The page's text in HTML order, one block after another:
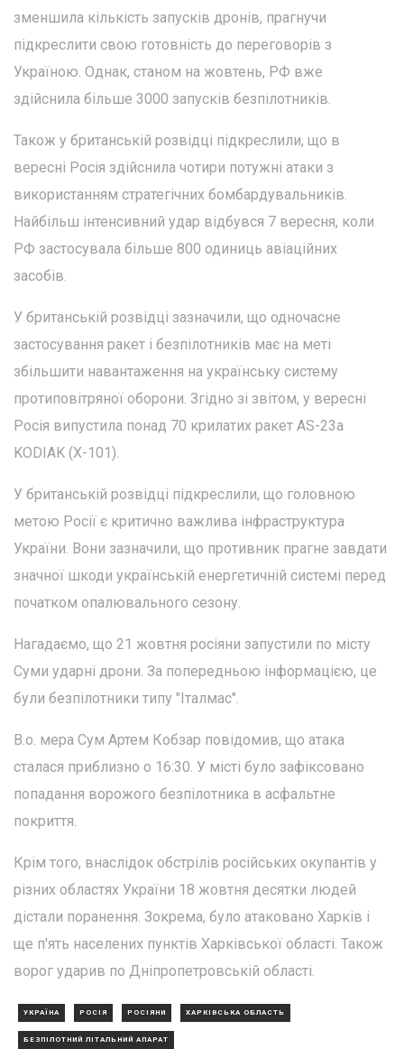
зменшила кількість запусків дронів, прагнучи
підкреслити свою готовність до переговорів з
Україною. Однак, станом на жовтень, РФ вже
здійснила більше 3000 запусків безпілотників.
Також у британській розвідці підкреслили, що в
вересні Росія здійснила чотири потужні атаки з
використанням стратегічних бомбардувальників.
Найбільш інтенсивний удар відбувся 7 вересня, коли
РФ застосувала більше 800 одиниць авіаційних
засобів.
У британській розвідці зазначили, що одночасне
застосування ракет і безпілотників має на меті
збільшити навантаження на українську систему
протиповітряної оборони. Згідно зі звітом, у вересні
Росія випустила понад 70 крилатих ракет AS-23a
KODIAK (Х-101).
У британській розвідці підкреслили, що головною
метою Росії є критично важлива інфраструктура
України. Вони зазначили, що противник прагне завдати
значної шкоди українській енергетичній системі перед
початком опалювального сезону.
Нагадаємо, що 21 жовтня росіяни запустили по місту
Суми ударні дрони. За попередньою інформацією, це
були безпілотники типу "Італмас".
В.о. мера Сум Артем Кобзар повідомив, що атака
сталася приблизно о 16:30. У місті було зафіксовано
попадання ворожого безпілотника в асфальтне
покриття.
Крім того, внаслідок обстрілів російських окупантів у
різних областях України 18 жовтня десятки людей
дістали поранення. Зокрема, було атаковано Харків і
ще п'ять населених пунктів Харківської області. Також
ворог ударив по Дніпропетровській області.
УКРАЇНА РОСІЯ РОСІЯНИ ХАРКІВСЬКА ОБЛАСТЬ
БЕЗПІЛОТНИЙ ЛІТАЛЬНИЙ АПАРАТ